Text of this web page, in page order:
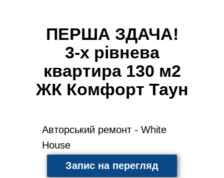
ПЕРША ЗДАЧА!
3-х рівнева
квартира 130 м2
ЖК Комфорт Таун
Авторський ремонт - White
House
Запис на перегляд